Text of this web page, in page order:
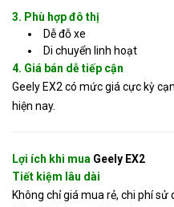
3. Phù hợp đô thị
Dễ đỗ xe
Di chuyển linh hoạt
4. Giá bán dễ tiếp cận
Geely EX2 có mức giá cực kỳ
hiện nay.
Lợi ích khi mua Geely EX2
Tiết kiệm lâu dài
Không chỉ giá mua rẻ, chi phí